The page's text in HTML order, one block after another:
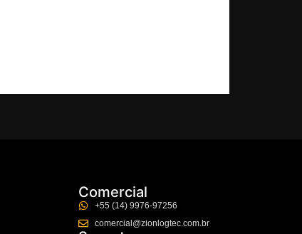
Comercial
+55 (14) 9976-97256
comercial@zionlogtec.com.br